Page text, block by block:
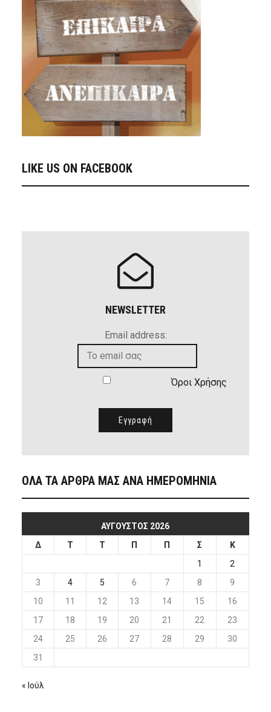
LIKE US ON FACEBOOK
NEWSLETTER
Email address:
Όροι Χρήσης
ΟΛΑ ΤΑ ΑΡΘΡΑ ΜΑΣ ΑΝΑ ΗΜΕΡΟΜΗΝΙΑ
ΑΎΓΟΥΣΤΟΣ 2026
Δ
Τ Τ Π Π Σ
Κ
1
2
3
4 5 6 7 8
9
10
11 12 13 14 15
16
17
18 19 20 21 22
23
24
25 26 27 28 29
30
31
« Ιούλ